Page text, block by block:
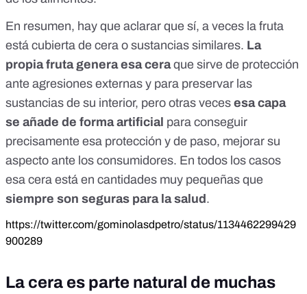
En resumen, hay que aclarar que sí, a veces la fruta
está cubierta de cera o sustancias similares. La
propia fruta genera esa ceraque sirve de protección
ante agresiones externas y para preservar las
sustancias de su interior, pero otras veces esa capa
se añade de forma artificial para conseguir
precisamente esa protección y de paso, mejorar su
aspecto ante los consumidores. En todos los casos
esa cera está en cantidades muy pequeñas que
siempre son seguras para la salud.
https://twitter.com/gominolasdpetro/status/1134462299429
900289
La cera es parte natural de muchas